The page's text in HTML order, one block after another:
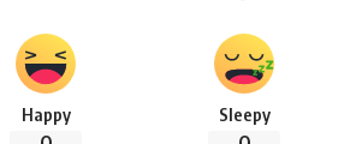
Happy Sleepy